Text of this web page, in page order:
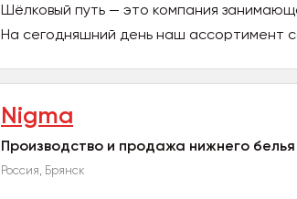
Шёлковый путь — это компания
На сегодняшний день наш ассортимент
Nigma
Производство и продажа нижнего
Россия, Брянск